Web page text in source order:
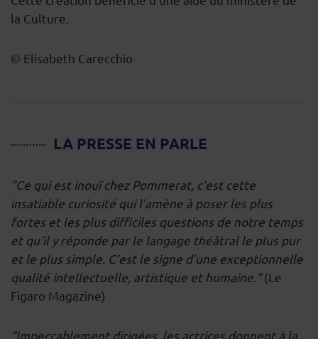
la Culture.
© Elisabeth Carecchio
LA PRESSE EN PARLE
"Ce qui est inouï chez Pommerat, c’est cette
insatiable curiosité qui l’amène à poser les plus
fortes et les plus difficiles questions de notre temps
et qu’il y réponde par le langage théâtral le plus pur
et le plus simple. C’est le signe d’une exceptionnelle
qualité intellectuelle, artistique et humaine."(Le
Figaro Magazine)
"Impeccablement dirigées, les actrices donnent à la